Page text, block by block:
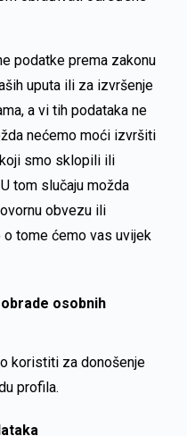
podatke prema zakonu
uputa ili za izvršenje
a vi tih podataka ne
nećemo moći izvršiti
smo sklopili ili
tom slučaju možda
obvezu ili
tome ćemo vas uvijek
osobnih
koristiti za donošenje
profila.